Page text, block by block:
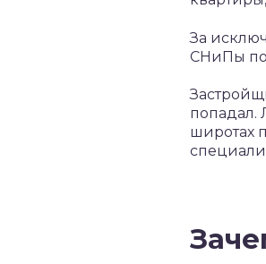
За
СНиПы по
попадал.
широтах